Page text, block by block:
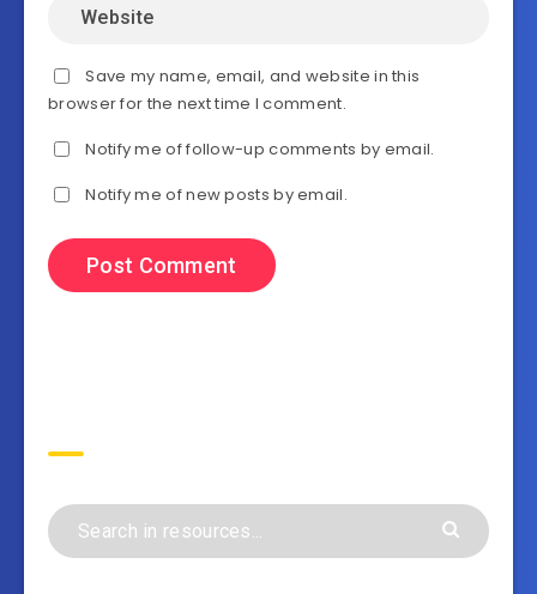
Save my name, email, and website in this
browser for the next time I comment.
Notify me of follow-up comments by email.
Notify me of new posts by email.